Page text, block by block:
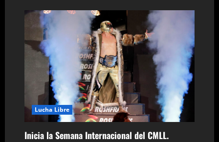
t
r
a
s
Lucha Libre
Inicia la Semana Internacional del CMLL.